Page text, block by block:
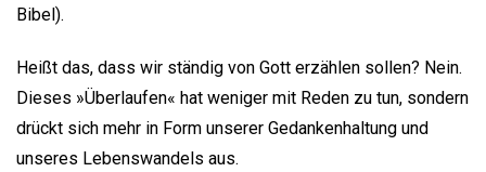
Bibel).
Heißt das, dass wir ständig von Gott erzählen sollen? Nein.
Dieses »Überlaufen« hat weniger mit Reden zu tun, sondern
drückt sich mehr in Form unserer Gedankenhaltung und
unseres Lebenswandels aus.